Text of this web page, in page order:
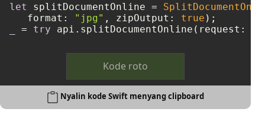
let
splitDocumentOnline =
   format:
"jpg" , zipOutput: true
= try api.splitDocumentOnline(request:
Kode roto
Nyalin kode Swift menyang clipboard